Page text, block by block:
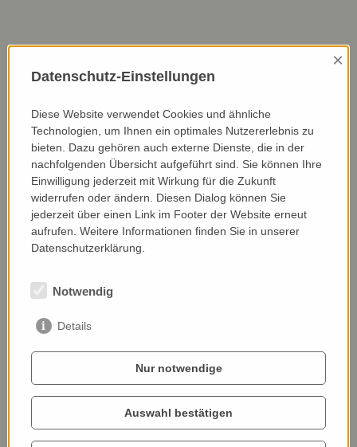
Nerijus Sukackas
Datenschutz-Einstellungen
×
Diese Website verwendet Cookies und ähnliche
Technologien, um Ihnen ein optimales Nutzererlebnis zu
bieten. Dazu gehören auch externe Dienste, die in der
nachfolgenden Übersicht aufgeführt sind. Sie können Ihre
Einwilligung jederzeit mit Wirkung für die Zukunft
widerrufen oder ändern. Diesen Dialog können Sie
jederzeit über einen Link im Footer der Website erneut
aufrufen. Weitere Informationen finden Sie in unserer
Datenschutzerklärung.
Notwendig
Details
Nur notwendige
Auswahl bestätigen